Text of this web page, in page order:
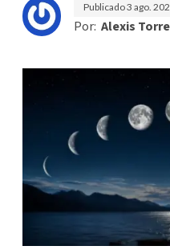
Publicado3 ago.
Por: Alexis